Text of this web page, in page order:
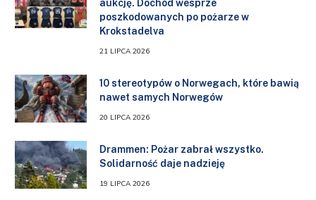
aukcję. Dochód wesprze
poszkodowanych po pożarze w
Krokstadelva
21 LIPCA 2026
10 stereotypów o Norwegach, które bawią
nawet samych Norwegów
20 LIPCA 2026
Drammen: Pożar zabrał wszystko.
Solidarność daje nadzieję
19 LIPCA 2026